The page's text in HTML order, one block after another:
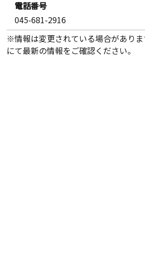
電話番号
045-681-2916
※情報は変更されている場合があり
にて最新の情報をご確認ください。